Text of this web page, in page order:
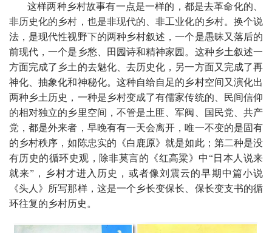
这样两种乡村故事有一点是一样的，都是去革命化的、
非历史化的乡村，也是非现代的、非工业化的乡村。换个说
法，是现代性视野下的两种乡村叙述，一个是愚昧又落后的
前现代，一个是乡愁、田园诗和精神家园。这种乡土叙述一
方面完成了乡土的去魅化、去历史化，另一方面又完成了再
神化、抽象化和神秘化。这种自给自足的乡村空间又演化出
两种乡土历史，一种是乡村变成了有儒家传统的、民间信仰
的相对独立的乡里空间，不管是土匪、军阀、国民党、共产
党，都是外来者，早晚有有一天会离开，唯一不变的是固有
的乡村秩序，如陈忠实的《白鹿原》就是如此；第二种是没
有历史的循环史观，除非莫言的《红高粱》中“日本人说来
就来”，乡村才进入历史，或者像刘震云的早期中篇小说
《头人》所写那样，这是一个乡长变保长、保长变支书的循
环往复的乡村历史。